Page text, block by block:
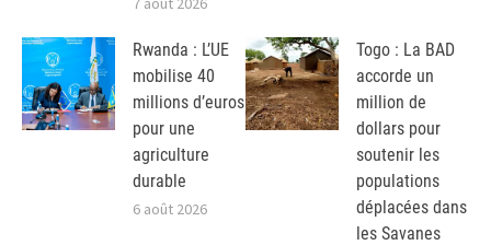
Rwanda : L’UE
mobilise 40
millions d’euros
pour une
agriculture
durable
6 août 2026
Togo : La BAD
accorde un
million de
dollars pour
soutenir les
populations
déplacées dans
les Savanes